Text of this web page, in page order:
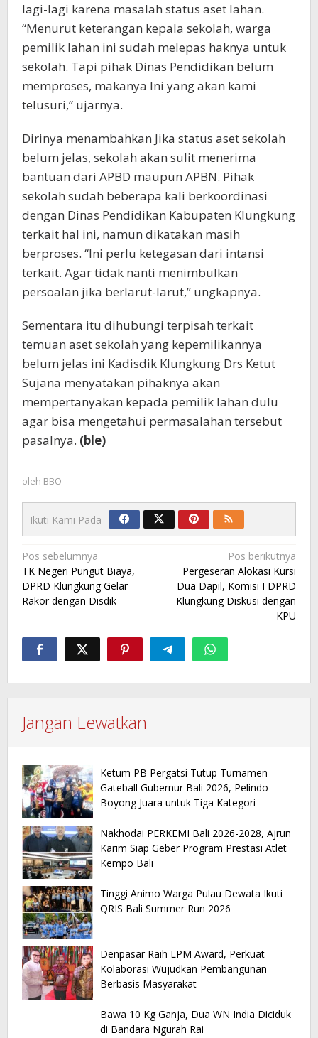
lagi-lagi karena masalah status aset lahan.
“Menurut keterangan kepala sekolah, warga
pemilik lahan ini sudah melepas haknya untuk
sekolah. Tapi pihak Dinas Pendidikan belum
memproses, makanya Ini yang akan kami
telusuri,” ujarnya.
Dirinya menambahkan Jika status aset sekolah
belum jelas, sekolah akan sulit menerima
bantuan dari APBD maupun APBN. Pihak
sekolah sudah beberapa kali berkoordinasi
dengan Dinas Pendidikan Kabupaten Klungkung
terkait hal ini, namun dikatakan masih
berproses. “Ini perlu ketegasan dari intansi
terkait. Agar tidak nanti menimbulkan
persoalan jika berlarut-larut,” ungkapnya.
Sementara itu dihubungi terpisah terkait
temuan aset sekolah yang kepemilikannya
belum jelas ini Kadisdik Klungkung Drs Ketut
Sujana menyatakan pihaknya akan
mempertanyakan kepada pemilik lahan dulu
agar bisa mengetahui permasalahan tersebut
pasalnya. (ble)
oleh BBO
Ikuti Kami Pada
Navigasi
pos
Pos sebelumnya
TK Negeri Pungut Biaya,
DPRD Klungkung Gelar
Rakor dengan Disdik
Pos berikutnya
Pergeseran Alokasi Kursi
Dua Dapil, Komisi I DPRD
Klungkung Diskusi dengan
KPU
Jangan Lewatkan
Ketum PB Pergatsi Tutup Turnamen
Gateball Gubernur Bali 2026, Pelindo
Boyong Juara untuk Tiga Kategori
Nakhodai PERKEMI Bali 2026-2028, Ajrun
Karim Siap Geber Program Prestasi Atlet
Kempo Bali
Tinggi Animo Warga Pulau Dewata Ikuti
QRIS Bali Summer Run 2026
Denpasar Raih LPM Award, Perkuat
Kolaborasi Wujudkan Pembangunan
Berbasis Masyarakat
Bawa 10 Kg Ganja, Dua WN India Diciduk
di Bandara Ngurah Rai